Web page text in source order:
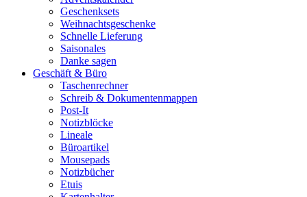
Geschenksets
Weihnachtsgeschenke
Schnelle Lieferung
Saisonales
Danke sagen
Geschäft & Büro
Taschenrechner
Schreib & Dokumentenmappen
Post-It
Notizblöcke
Lineale
Büroartikel
Mousepads
Notizbücher
Etuis